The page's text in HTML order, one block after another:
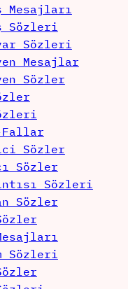
Mesajları
Sözleri
Sözleri
Mesajlar
Sözler
Fallar
Sözler
Sözler
Sözleri
Sözler
Sözleri